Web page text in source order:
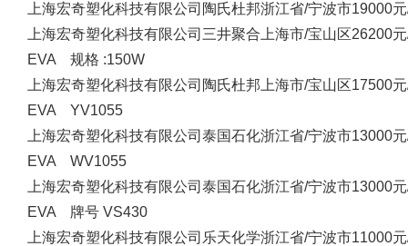
上海宏奇塑化科技有限公司 陶氏杜邦浙江省/宁波市19000
上海宏奇塑化科技有限公司 三井聚合 上海市/宝山区26200
EVA 规格 :150W
上海宏奇塑化科技有限公司 陶氏杜邦 上海市/宝山区17500
EVA YV1055
上海宏奇塑化科技有限公司 泰国石化浙江省/宁波市13000
EVA WV1055
上海宏奇塑化科技有限公司 泰国石化浙江省/宁波市13000
EVA 牌号 VS430
上海宏奇塑化科技有限公司 乐天化学浙江省/宁波市11000